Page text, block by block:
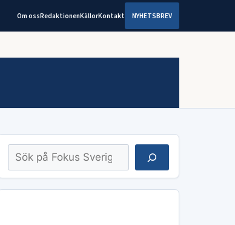
Om ossRedaktionenKällorKontakt NYHETSBREV
Sök